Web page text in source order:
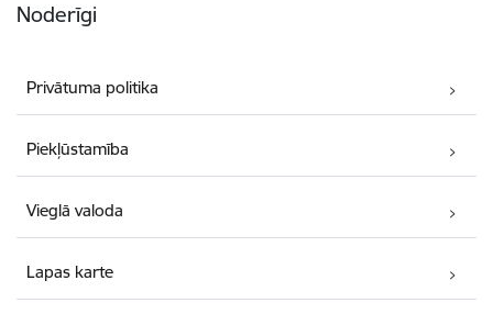
Noderīgi
Privātuma politika
Piekļūstamība
Vieglā valoda
Lapas karte